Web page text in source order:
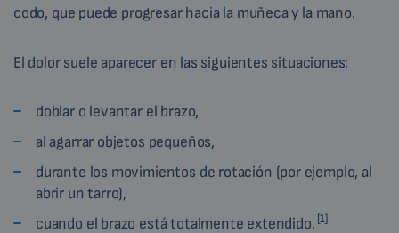
codo, que puede progresar hacia la muñeca y la mano.
El dolor suele aparecer en las siguientes situaciones:
doblar o levantar el brazo,
al agarrar objetos pequeños,
durante los movimientos de rotación (por ejemplo, al
abrir un tarro),
cuando el brazo está totalmente extendido. [1]